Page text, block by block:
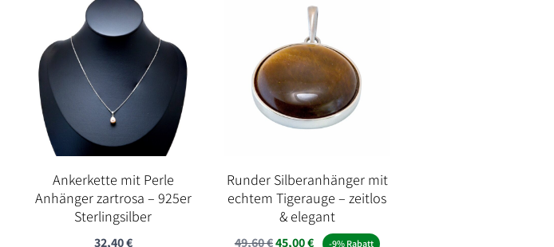
Ankerkette mit Perle
Anhänger zartrosa – 925er
Sterlingsilber
32,40€
Runder Silberanhänger mit
echtem Tigerauge – zeitlos
& elegant
49,60€Ursprünglicher
45,00€Aktueller
-9% Rabatt